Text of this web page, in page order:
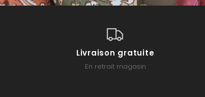
Livraison gratuite
En retrait magasin